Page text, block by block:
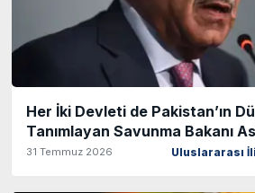
Her İki Devleti de Pakistan’ın
Tanımlayan Savunma Bakanı
31 Temmuz 2026 Uluslararası